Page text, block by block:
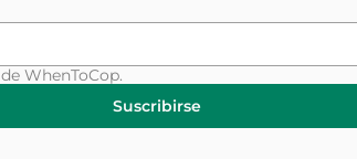
de WhenToCop.
Suscribirse